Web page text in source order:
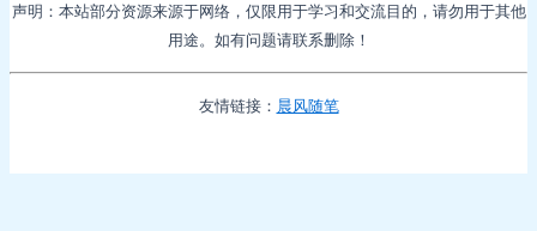
声明：本站部分资源来源于网络，仅限用于学习和交流目的，请勿用于其他
用途。如有问题请联系删除！
友情链接： 晨风随笔